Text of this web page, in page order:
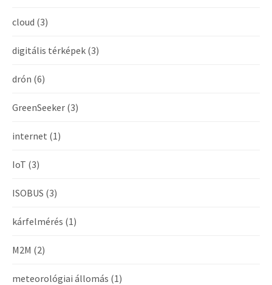
cloud (3)
digitális térképek (3)
drón (6)
GreenSeeker (3)
internet (1)
IoT (3)
ISOBUS (3)
kárfelmérés (1)
M2M (2)
meteorológiai állomás (1)